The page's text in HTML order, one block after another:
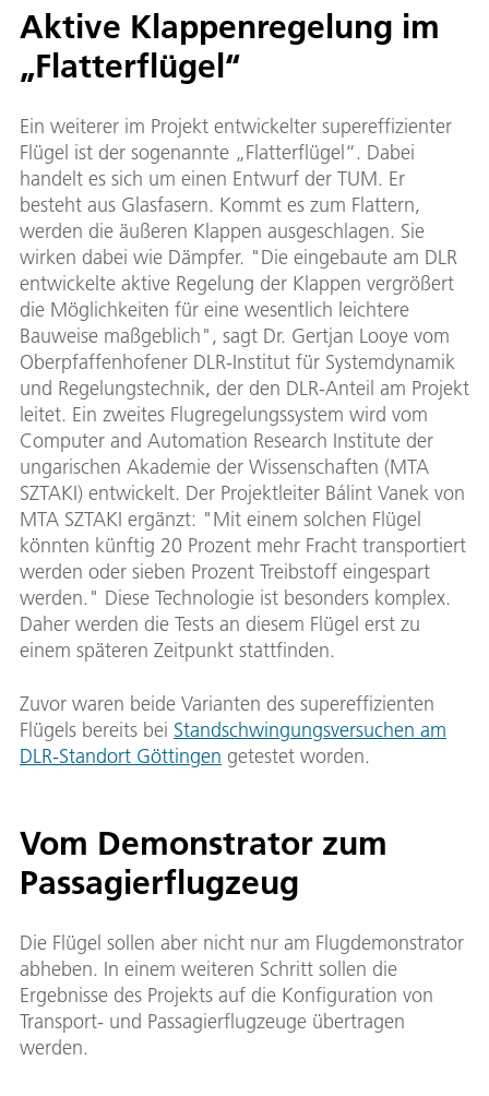
Aktive Klappenregelung im
„Flatterflügel“
Ein weiterer im Projekt entwickelter supereffizienter
Flügel ist der sogenannte „Flatterflügel“. Dabei
handelt es sich um einen Entwurf der TUM. Er
besteht aus Glasfasern. Kommt es zum Flattern,
werden die äußeren Klappen ausgeschlagen. Sie
wirken dabei wie Dämpfer. "Die eingebaute am DLR
entwickelte aktive Regelung der Klappen vergrößert
die Möglichkeiten für eine wesentlich leichtere
Bauweise maßgeblich", sagt Dr. Gertjan Looye vom
Oberpfaffenhofener DLR-Institut für Systemdynamik
und Regelungstechnik, der den DLR-Anteil am Projekt
leitet. Ein zweites Flugregelungssystem wird vom
Computer and Automation Research Institute der
ungarischen Akademie der Wissenschaften (MTA
SZTAKI) entwickelt. Der Projektleiter Bálint Vanek von
MTA SZTAKI ergänzt: "Mit einem solchen Flügel
könnten künftig 20 Prozent mehr Fracht transportiert
werden oder sieben Prozent Treibstoff eingespart
werden." Diese Technologie ist besonders komplex.
Daher werden die Tests an diesem Flügel erst zu
einem späteren Zeitpunkt stattfinden.
Zuvor waren beide Varianten des supereffizienten
Flügels bereits bei Standschwingungsversuchen am
DLR-Standort Göttingen getestet worden.
Vom Demonstrator zum
Passagierflugzeug
Die Flügel sollen aber nicht nur am Flugdemonstrator
abheben. In einem weiteren Schritt sollen die
Ergebnisse des Projekts auf die Konfiguration von
Transport- und Passagierflugzeuge übertragen
werden.